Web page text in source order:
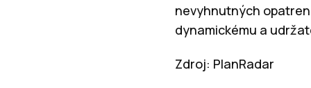
nevyhnutných
dynamickému a
Zdroj: PlanRadar